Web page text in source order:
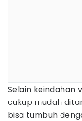
Selain keindahan
cukup mudah
bisa tumbuh